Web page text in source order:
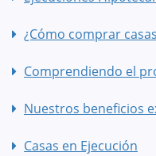
¿Cómo comprar
Comprendiendo el
Nuestros beneficios
Casas en Ejecución